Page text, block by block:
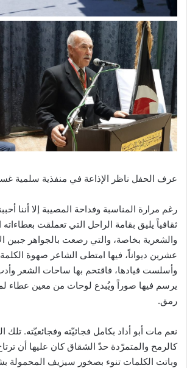
عرف الحفل ناظر الإذاعة في منفذية سلمية
رغم مرارة المناسبة وفداحة المصيبة إلا أننا
ثقافياً يليق بقامة الراحل التي تعملقت بعطاءاته
والشعرية بخاصة، والتي رصعت بالجواهر جبين
عشرين ديواناً، فيها امتطى الشاعر صهوة
وأسلست قيادها، فاقتحم بها ساحات الشعر
يرسم فيها صوراً ويُبدع لوحات من معين عطاء
رمق.
نعم مات أبو أداد بكامل فجائيّته وفجائعيّته. تلك
كالرمح والمتمرّدة حدّ الشقاق كان عليها أن
وباتت الكلمات تنوء بصخور سيزيف